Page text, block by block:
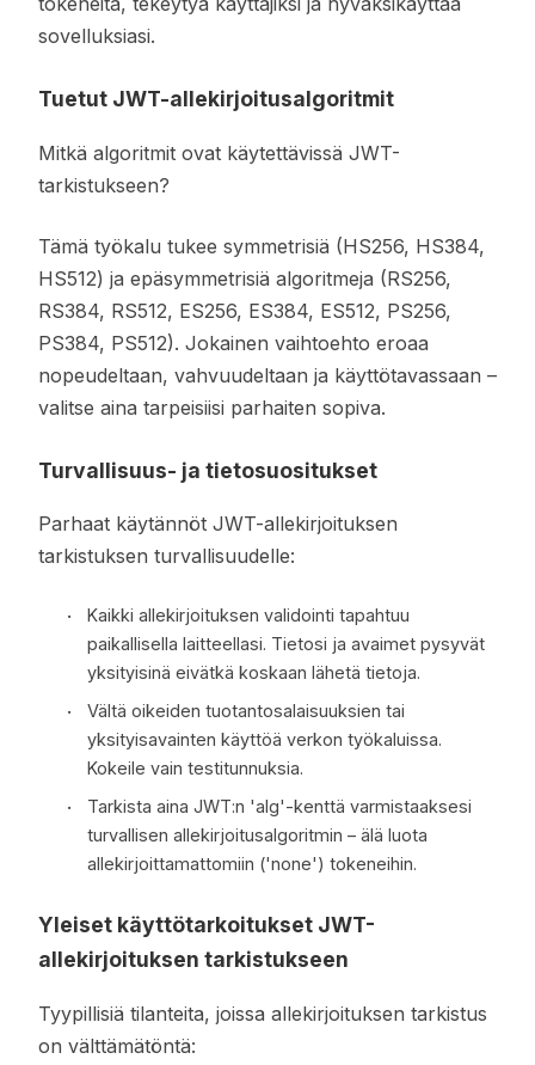
sovelluksiasi.
Tuetut JWT-allekirjoitusalgoritmit
Mitkä algoritmit ovat käytettävissä JWT-
tarkistukseen?
Tämä työkalu tukee symmetrisiä (HS256, HS384,
HS512) ja epäsymmetrisiä algoritmeja (RS256,
RS384, RS512, ES256, ES384, ES512, PS256,
PS384, PS512). Jokainen vaihtoehto eroaa
nopeudeltaan, vahvuudeltaan ja käyttötavassaan –
valitse aina tarpeisiisi parhaiten sopiva.
Turvallisuus- ja tietosuositukset
Parhaat käytännöt JWT-allekirjoituksen
tarkistuksen turvallisuudelle:
Kaikki allekirjoituksen validointi tapahtuu
paikallisella laitteellasi. Tietosi ja avaimet pysyvät
yksityisinä eivätkä koskaan lähetä tietoja.
Vältä oikeiden tuotantosalaisuuksien tai
yksityisavainten käyttöä verkon työkaluissa.
Kokeile vain testitunnuksia.
Tarkista aina JWT:n 'alg'-kenttä varmistaaksesi
turvallisen allekirjoitusalgoritmin – älä luota
allekirjoittamattomiin ('none') tokeneihin.
Yleiset käyttötarkoitukset JWT-
allekirjoituksen tarkistukseen
Tyypillisiä tilanteita, joissa allekirjoituksen tarkistus
on välttämätöntä: